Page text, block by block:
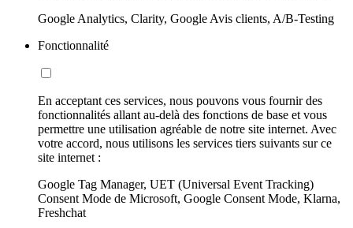
Google Analytics, Clarity, Google Avis clients, A/B-Testing
Fonctionnalité
En acceptant ces services, nous pouvons vous fournir des
fonctionnalités allant au-delà des fonctions de base et vous
permettre une utilisation agréable de notre site internet. Avec
votre accord, nous utilisons les services tiers suivants sur ce
site internet :
Google Tag Manager, UET (Universal Event Tracking)
Consent Mode de Microsoft, Google Consent Mode, Klarna,
Freshchat